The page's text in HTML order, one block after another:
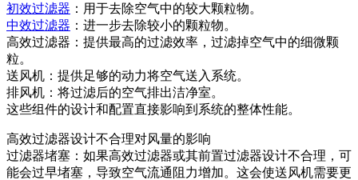
初效过滤器 ：用于去除空气中的较大颗粒物。
中效过滤器 ：进一步去除较小的颗粒物。
高效过滤器：提供最高的过滤效率，过滤掉空气中的细微颗
粒。
送风机：提供足够的动力将空气送入系统。
排风机：将过滤后的空气排出洁净室。
这些组件的设计和配置直接影响到系统的整体性能。
高效过滤器设计不合理对风量的影响
过滤器堵塞：如果高效过滤器或其前置过滤器设计不合理，可
能会过早堵塞，导致空气流通阻力增加。这会使送风机需要更